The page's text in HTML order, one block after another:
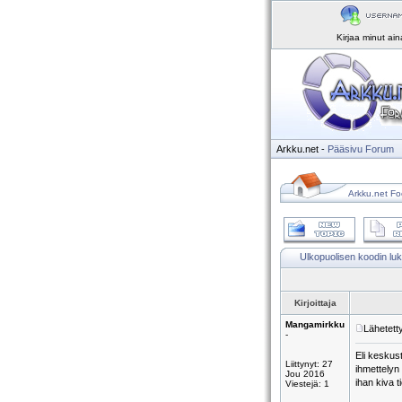
Kirjaa minut
Arkku.net - Pääsivu Forum
Arkku.net
Ulkopuolisen koodin
Kirjoittaja
Mangamirkku
-
Liittynyt: 27
Jou 2016
Viestejä: 1
Eli
ihmettelyn
ihan kiva